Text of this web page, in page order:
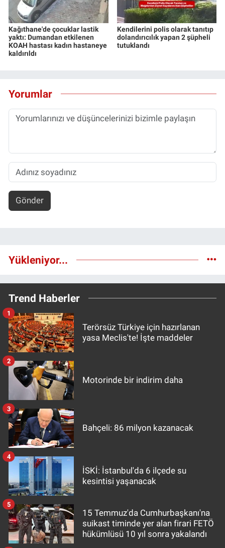
Kağıthane'de çocuklar lastik
yaktı: Dumandan etkilenen
KOAH hastası kadın hastaneye
kaldırıldı
Kendilerini polis olarak tanıtıp
dolandırıcılık yapan 2 şüpheli
tutuklandı
Yorumlar
Gönder
Yükleniyor...
Trend Haberler
Terörsüz Türkiye için hazırlanan
yasa Meclis'te! İşte maddeler
1
Motorinde bir indirim daha
2
Bahçeli: 86 milyon kazanacak
3
İSKİ: İstanbul'da 6 ilçede su
kesintisi yaşanacak
4
15 Temmuz'da Cumhurbaşkanı'na
suikast timinde yer alan firari FETÖ
hükümlüsü 10 yıl sonra yakalandı
5